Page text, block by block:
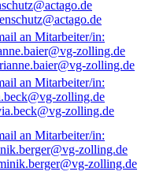
zolling.de
zolling.de
zolling.de